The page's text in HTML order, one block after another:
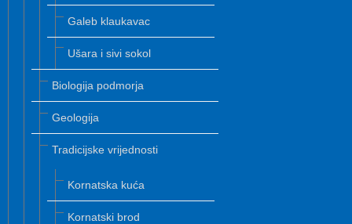
Galeb klaukavac
Ušara i sivi sokol
Biologija podmorja
Geologija
Tradicijske vrijednosti
Kornatska kuća
Kornatski brod